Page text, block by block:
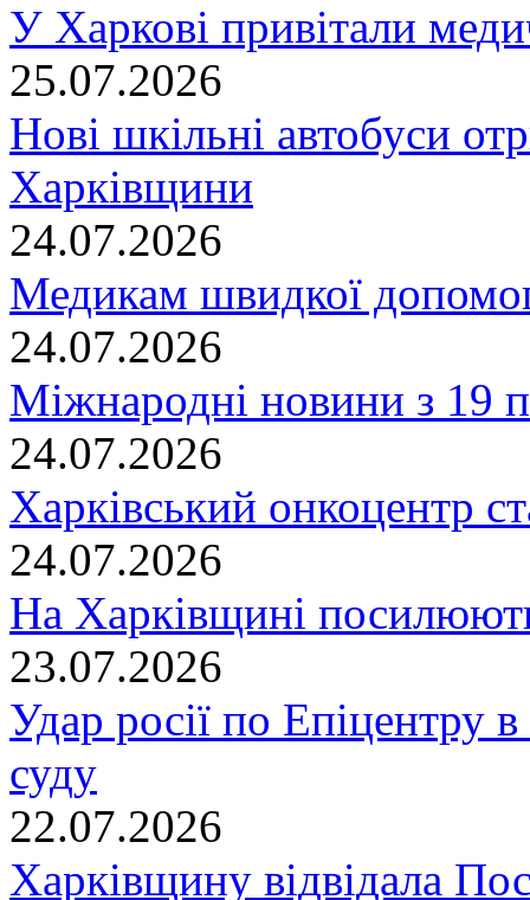
У Харкові привітали
25.07.2026
Нові шкільні автобуси
Харківщини
24.07.2026
Медикам швидкої
24.07.2026
Міжнародні новини з 19
24.07.2026
Харківський онкоцентр
24.07.2026
На Харківщині
23.07.2026
Удар росії по Епіцентру
суду
22.07.2026
Харківщину відвідала